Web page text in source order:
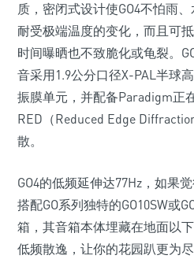
质，密闭式设计使GO4不怕雨
耐受极端温度的变化，而且可
时间曝晒也不致脆化或龟裂。
音采用1.9公分口径X-PAL半球
振膜单元，并配备Paradigm正
RED（Reduced Edge
散。
GO4的低频延伸达77Hz，如果
搭配GO系列独特的GO10SW或
箱，其音箱本体埋藏在地面以
低频散逸，让你的花园趴更为尽